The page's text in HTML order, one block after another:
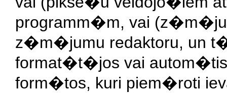
programm�m, vai
z�m�jumu redaktoru, un
format�t�jos vai
form�tos, kuri piem�roti